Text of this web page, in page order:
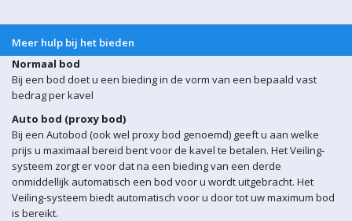
Meer hulp bij het bieden
Normaal bod
Bij een bod doet u een bieding in de vorm van een bepaald vast
bedrag per kavel
Auto bod (proxy bod)
Bij een Autobod (ook wel proxy bod genoemd) geeft u aan welke
prijs u maximaal bereid bent voor de kavel te betalen. Het Veiling-
systeem zorgt er voor dat na een bieding van een derde
onmiddellijk automatisch een bod voor u wordt uitgebracht. Het
Veiling-systeem biedt automatisch voor u door tot uw maximum bod
is bereikt.